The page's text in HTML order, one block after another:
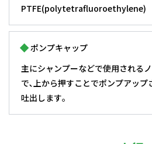
PTFE(polytetrafluoroethylene)
ポンプキャップ
主にシャンプーなどで使用される
で､上から押すことでポンプアップ
吐出します｡